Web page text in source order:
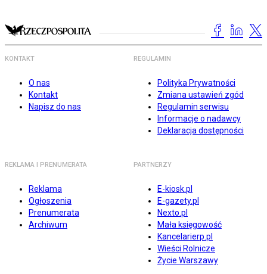
KONTAKT
O nas
Kontakt
Napisz do nas
REGULAMIN
Polityka Prywatności
Zmiana ustawień zgód
Regulamin serwisu
Informacje o nadawcy
Deklaracja dostępności
REKLAMA I PRENUMERATA
Reklama
Ogłoszenia
Prenumerata
Archiwum
PARTNERZY
E-kiosk.pl
E-gazety.pl
Nexto.pl
Mała księgowość
Kancelarierp.pl
Wieści Rolnicze
Życie Warszawy